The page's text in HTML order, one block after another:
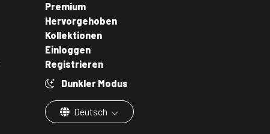
Premium
Hervorgehoben
Kollektionen
Einloggen
Registrieren
Dunkler Modus
Deutsch